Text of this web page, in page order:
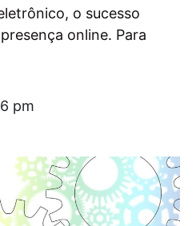
o sucesso
online. Para
pm